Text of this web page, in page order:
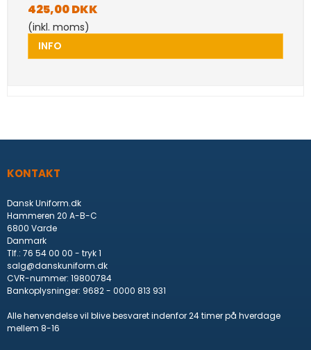
425,00 DKK
(inkl. moms)
INFO
KONTAKT
Dansk Uniform.dk
Hammeren 20 A-B-C
6800 Varde
Danmark
Tlf.: 76 54 00 00 - tryk 1
salg@danskuniform.dk
CVR-nummer: 19800784
Bankoplysninger: 9682 - 0000 813 931
Alle henvendelse vil blive besvaret indenfor 24 timer på hverdage
mellem 8-16